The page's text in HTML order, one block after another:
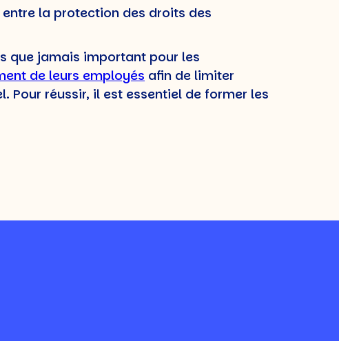
la protection des droits des
que jamais important pour les
de leurs employés afin de limiter
Pour réussir, il est essentiel de former les